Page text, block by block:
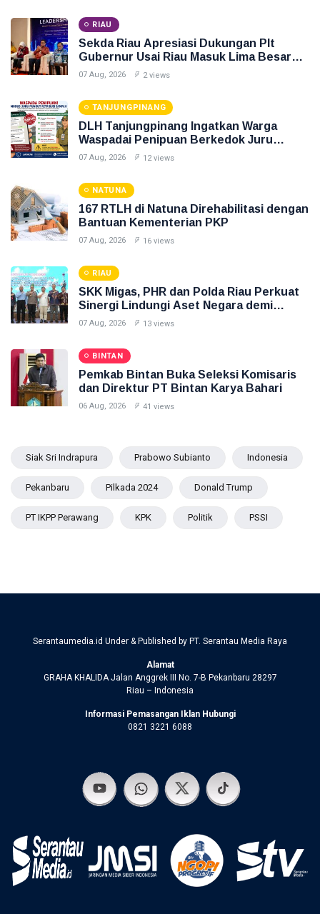
RIAU
Sekda Riau Apresiasi Dukungan Plt
Gubernur Usai Riau Masuk Lima Besar
ADLG Awards 2026
07 Aug, 2026 2 views
TANJUNGPINANG
DLH Tanjungpinang Ingatkan Warga
Waspadai Penipuan Berkedok Juru
Pungut Retribusi Sampah
07 Aug, 2026 12 views
NATUNA
167 RTLH di Natuna Direhabilitasi dengan
Bantuan Kementerian PKP
07 Aug, 2026 16 views
RIAU
SKK Migas, PHR dan Polda Riau Perkuat
Sinergi Lindungi Aset Negara demi
Menjaga Ketahanan Energi Nasional
07 Aug, 2026 13 views
BINTAN
Pemkab Bintan Buka Seleksi Komisaris
dan Direktur PT Bintan Karya Bahari
06 Aug, 2026 41 views
Siak Sri Indrapura Prabowo Subianto Indonesia
Pekanbaru Pilkada 2024 Donald Trump
PT IKPP Perawang KPK Politik PSSI
Serantaumedia.id Under & Published by PT. Serantau Media Raya
Alamat
GRAHA KHALIDA Jalan Anggrek III No. 7-B Pekanbaru 28297
Riau – Indonesia
Informasi Pemasangan Iklan Hubungi
0821 3221 6088